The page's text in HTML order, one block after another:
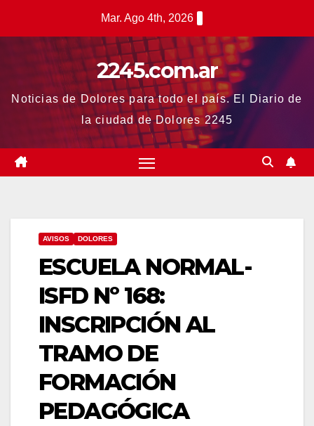
Mar. Ago 4th, 2026
2245.com.ar
Noticias de Dolores para todo el país. El Diario de
la ciudad de Dolores 2245
AVISOS DOLORES
ESCUELA NORMAL-
ISFD Nº 168:
INSCRIPCIÓN AL
TRAMO DE
FORMACIÓN
PEDAGÓGICA